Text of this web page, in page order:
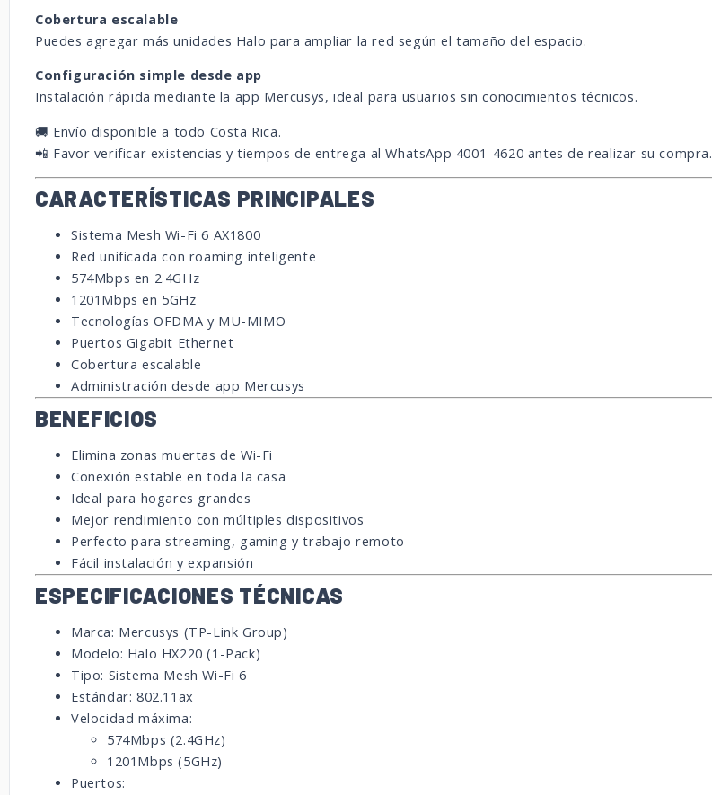
Cobertura escalable
Puedes agregar más unidades Halo para ampliar la red según el tamaño del espacio.
Configuración simple desde app
Instalación rápida mediante la app Mercusys, ideal para usuarios sin conocimientos técnicos.
🚚 Envío disponible a todo Costa Rica.
📲 Favor verificar existencias y tiempos de entrega al WhatsApp 4001-4620 antes de realizar su compra.
CARACTERÍSTICAS PRINCIPALES
Sistema Mesh Wi-Fi 6 AX1800
Red unificada con roaming inteligente
574Mbps en 2.4GHz
1201Mbps en 5GHz
Tecnologías OFDMA y MU-MIMO
Puertos Gigabit Ethernet
Cobertura escalable
Administración desde app Mercusys
BENEFICIOS
Elimina zonas muertas de Wi-Fi
Conexión estable en toda la casa
Ideal para hogares grandes
Mejor rendimiento con múltiples dispositivos
Perfecto para streaming, gaming y trabajo remoto
Fácil instalación y expansión
ESPECIFICACIONES TÉCNICAS
Marca: Mercusys (TP-Link Group)
Modelo: Halo HX220 (1-Pack)
Tipo: Sistema Mesh Wi-Fi 6
Estándar: 802.11ax
Velocidad máxima:
574Mbps (2.4GHz)
1201Mbps (5GHz)
Puertos: